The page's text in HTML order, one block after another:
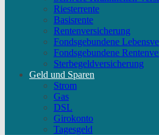
Riesterrente
Basisrente
Rentenversicherung
Fondsgebundene
Fondsgebundene
Sterbegeldversicherung
Geld und Sparen
Strom
Gas
DSL
Girokonto
Tagesgeld